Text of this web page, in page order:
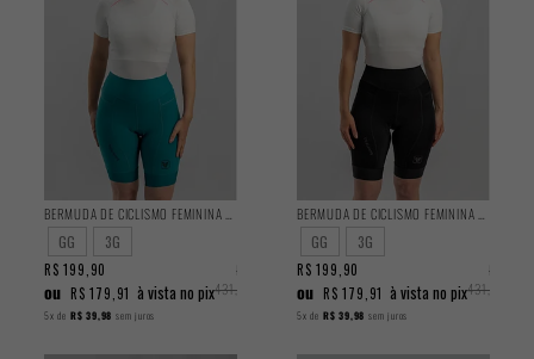
GG 3G
R$
431,90
R$ 199,90
ou R$ 179,91 à vista no pix
5x de R$ 39,98 sem juros
GG 3G
R$
431,90
R$ 199,90
ou R$ 179,91 à vista no pix
5x de R$ 39,98 sem juros